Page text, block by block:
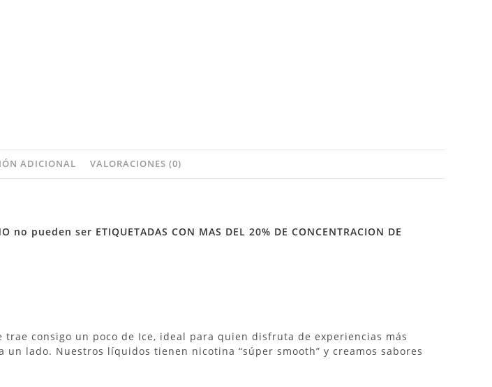
ADICIONAL VALORACIONES (0)
ser ETIQUETADAS CON MAS DEL 20% DE CONCENTRACION DE
consigo un poco de Ice, ideal para quien disfruta de experiencias más
lado. Nuestros líquidos tienen nicotina “súper smooth” y creamos sabores